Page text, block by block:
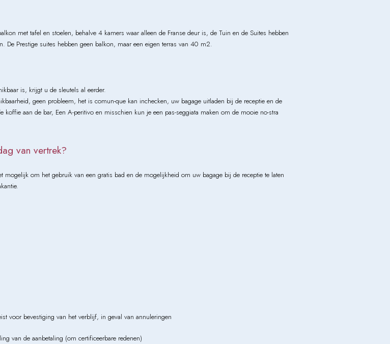
met tafel en stoelen, behalve 4 kamers waar alleen de Franse deur is, de Tuin en de Suites hebben
Prestige suites hebben geen balkon, maar een eigen terras van 40 m2.
is, krijgt u de sleutels al eerder.
geen probleem, het is comun-que kan inchecken, uw bagage uitladen bij de receptie en de
koffie aan de bar, Een A-peritivo en misschien kun je een pas-seggiata maken om de mooie no-stra
van vertrek?
om het gebruik van een gratis bad en de mogelijkheid om uw bagage bij de receptie te laten
voor bevestiging van het verblijf, in geval van annuleringen
van de aanbetaling (om certificeerbare redenen)